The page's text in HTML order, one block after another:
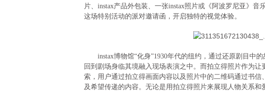
片、instax产品外包装、一张instax照片或《阿波罗尼亚》
这场特别活动的派对邀请函，开启独特的视觉体验。
instax博物馆“化身”1930年代的纽约，通过还原剧目中
回到剧场身临其境融入现场表演之中。而拍立得照片作为
索，用户通过拍立得画面内容以及照片中的二维码通过书
及希望传递的内容。无论是用拍立得照片来展现人物关系